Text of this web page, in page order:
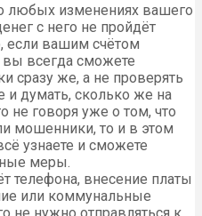
любых изменениях вашего
с него не пройдёт
если вашим счётом
вы всегда сможете
сразу же, а не проверять
и думать, сколько же на
не говоря уже о том, что
мошенники, то и в этом
узнаете и сможете
меры.
телефона, внесение платы
или коммунальные
не нужно отправляться к